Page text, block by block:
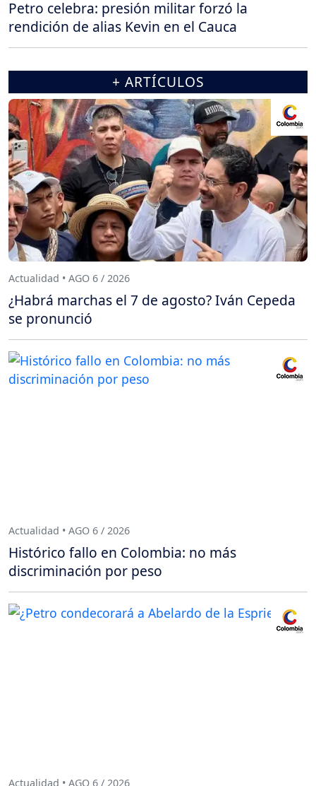
Petro celebra: presión militar forzó la
rendición de alias Kevin en el Cauca
+ ARTÍCULOS
Actualidad • AGO 6 / 2026
¿Habrá marchas el 7 de agosto? Iván Cepeda
se pronunció
Actualidad • AGO 6 / 2026
Histórico fallo en Colombia: no más
discriminación por peso
Actualidad • AGO 6 / 2026